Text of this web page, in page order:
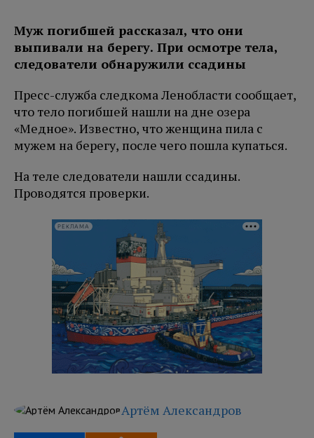
Муж погибшей рассказал, что они
выпивали на берегу. При осмотре тела,
следователи обнаружили ссадины
Пресс-служба следкома Ленобласти сообщает,
что тело погибшей нашли на дне озера
«Медное». Известно, что женщина пила с
мужем на берегу, после чего пошла купаться.
На теле следователи нашли ссадины.
Проводятся проверки.
РЕКЛАМА
Артём Александров